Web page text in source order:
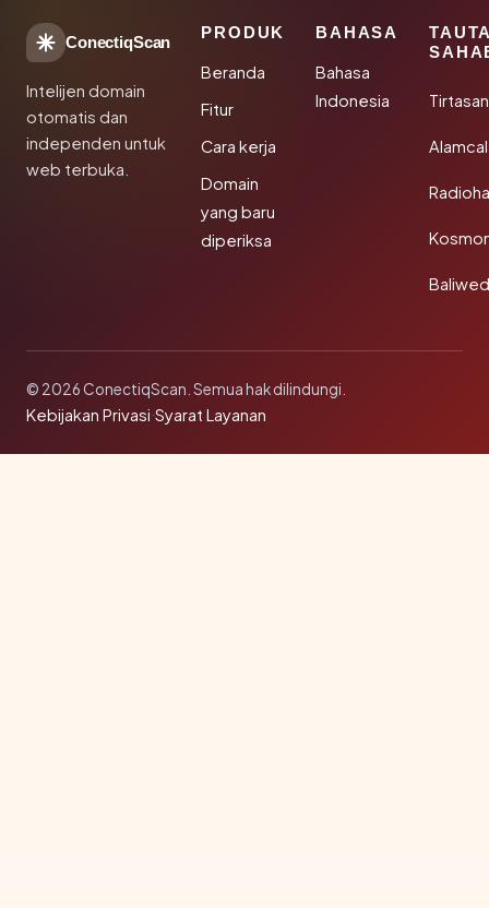
ConectiqScan
Intelijen domain
otomatis dan
independen untuk
web terbuka.
PRODUK
Beranda
Fitur
Cara kerja
Domain
yang baru
diperiksa
BAHASA
Bahasa
Indonesia
© 2026 ConectiqScan. Semua hak dilindungi.
Kebijakan Privasi·Syarat Layanan